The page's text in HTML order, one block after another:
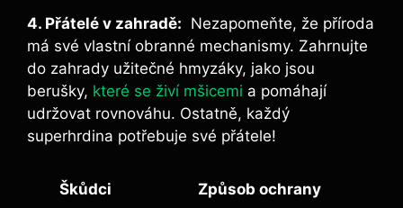
4. Přátelé v zahradě: ​ Nezapomeňte, že příroda
má ​své vlastní obranné ​mechanismy. ⁤Zahrnujte
do zahrady užitečné hmyzáky, jako jsou
berušky, které se živí mšicemi a pomáhají
udržovat rovnováhu. Ostatně, každý ​
superhrdina potřebuje své přátele!
Škůdci Způsob ochrany